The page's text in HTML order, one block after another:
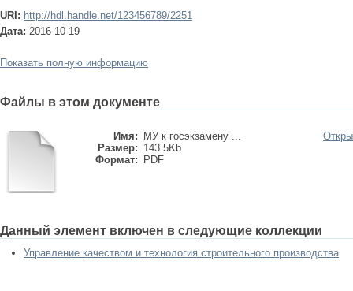
URI: http://hdl.handle.net/123456789/2251
Дата: 2016-10-19
Показать полную информацию
Файлы в этом документе
Имя:
МУ к госэкзамену ...
Размер: 143.5Kb
Формат:
PDF
Данный элемент включен в следующие коллекции
Управление качеством и технология строительного производства